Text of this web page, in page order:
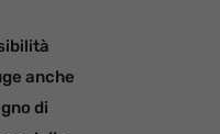
anche
di